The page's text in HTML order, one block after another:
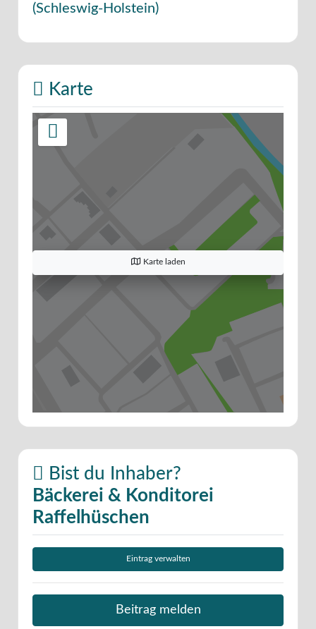
(Schleswig-Holstein)
Karte
Karte laden
Bist du Inhaber?
Bäckerei & Konditorei
Raffelhüschen
Eintrag verwalten
Beitrag melden